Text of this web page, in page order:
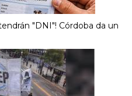
"DNI"! Córdoba da un